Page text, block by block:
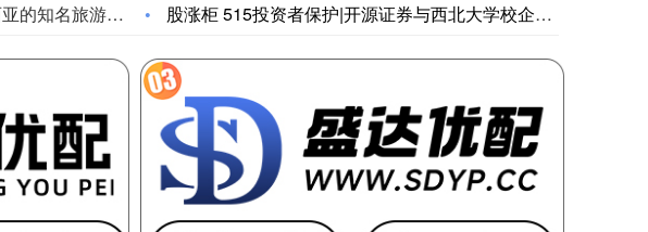
因山火持续蔓延，印度尼西亚的知名旅游景点——东爪哇省布罗莫火山景区自8日晚起暂时关闭。中国驻泗水总领馆9日发布公告，提醒领区中国公民暂勿前往该景区，已预订行程的游客及时办理改期或退票，并密切关注火情及景区解封信息。（新华社）
股涨柜 515投资者保护|开源证券与西北大学校企协同育金融新